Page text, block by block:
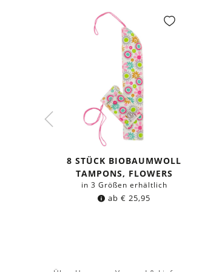
8 STÜCK BIOBAUMWOLL
TAMPONS, FLOWERS
in 3 Größen erhältlich
ab € 25,95